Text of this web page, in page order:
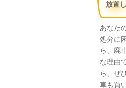
放置
あなた
処分に
ら、廃
な理由
ら、ぜ
車も買